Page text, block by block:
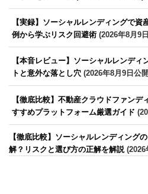
【実録】ソーシャルレンディングで
例から学ぶリスク回避術 (2026年8月9
【本音レビュー】ソーシャルレンデ
トと意外な落とし穴 (2026年8月9日公
【徹底比較】不動産クラウドファン
すすめプラットフォーム厳選ガイド
【徹底比較】ソーシャルレンディング
解？リスクと選び方の正解を解説(2026